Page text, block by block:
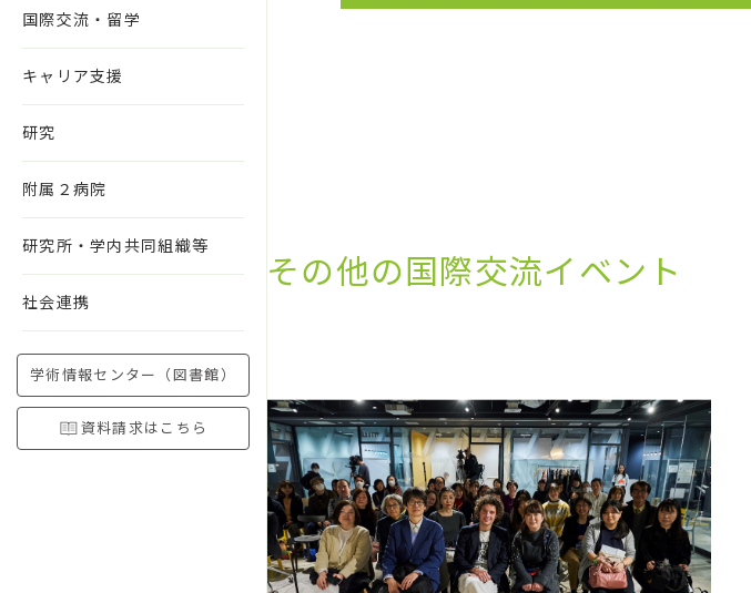
国際交流・留学
キャリア支援
研究
附属２病院
研究所・学内共同組織等
社会連携
学術情報センター（図書館）
資料請求はこちら
その他の国際交流イベント